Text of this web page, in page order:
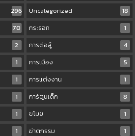
296 Uncategorized
18
70 กระรอก
1
2 การต่อสู้
4
1 การเมือง
5
1 การแต่งงาน
1
1 การ์ตูนเด็ก
8
1 ขโมย
1
1 ฆ่าตกรรม
1